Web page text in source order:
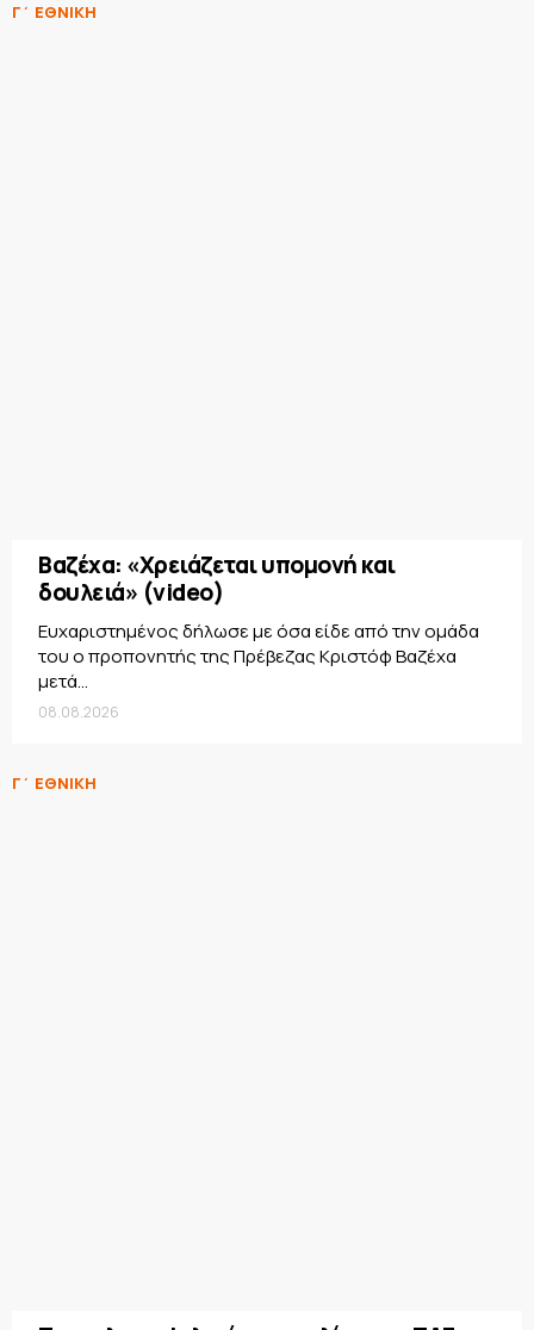
Γ΄ ΕΘΝΙΚΗ
Βαζέχα: «Χρειάζεται υπομονή και
δουλειά» (video)
Ευχαριστημένος δήλωσε με όσα είδε από την ομάδα
του ο προπονητής της Πρέβεζας Κριστόφ Βαζέχα
μετά...
08.08.2026
Γ΄ ΕΘΝΙΚΗ